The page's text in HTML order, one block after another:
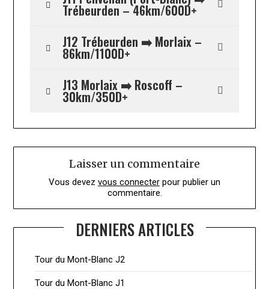
Trébeurden – 46km/600D+
J12 Trébeurden ➡️ Morlaix –
86km/1100D+
J13 Morlaix ➡️ Roscoff –
30km/350D+
Laisser un commentaire
Vous devez vous connecter pour publier un
commentaire.
DERNIERS ARTICLES
Tour du Mont-Blanc J2
Tour du Mont-Blanc J1